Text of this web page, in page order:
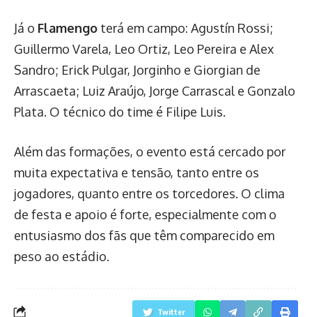
Já o Flamengo terá em campo: Agustín Rossi;
Guillermo Varela, Leo Ortiz, Leo Pereira e Alex
Sandro; Erick Pulgar, Jorginho e Giorgian de
Arrascaeta; Luiz Araújo, Jorge Carrascal e Gonzalo
Plata. O técnico do time é Filipe Luis.
Além das formações, o evento está cercado por
muita expectativa e tensão, tanto entre os
jogadores, quanto entre os torcedores. O clima
de festa e apoio é forte, especialmente com o
entusiasmo dos fãs que têm comparecido em
peso ao estádio.
Twitter